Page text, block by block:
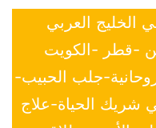
الخليج العربي
-قطر -الكويت
جلب الحبيب-
شريك الحياة-علاج